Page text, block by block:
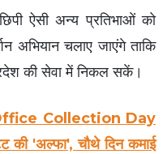
ऐसी अन्य प्रतिभाओं को
अभियान चलाए जाएंगे ताकि
की सेवा में निकल सकें।
Collection Day
'अल्फा', चौथे दिन कमाई